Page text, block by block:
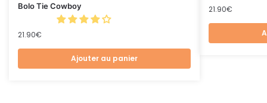
Bolo Tie Cowboy
21.90€
Ajouter au panier
21.90€